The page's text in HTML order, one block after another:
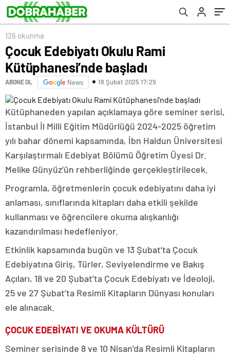
126 okunma
Çocuk Edebiyatı Okulu Rami
Kütüphanesi’nde başladı
ABONE OL News 18 Şubat 2025 17:29
Kütüphaneden yapılan açıklamaya göre seminer serisi,
İstanbul İl Milli Eğitim Müdürlüğü 2024-2025 öğretim
yılı bahar dönemi kapsamında, İbn Haldun Üniversitesi
Karşılaştırmalı Edebiyat Bölümü Öğretim Üyesi Dr.
Melike Günyüz’ün rehberliğinde gerçekleştirilecek.
Programla, öğretmenlerin çocuk edebiyatını daha iyi
anlaması, sınıflarında kitapları daha etkili şekilde
kullanması ve öğrencilere okuma alışkanlığı
kazandırılması hedefleniyor.
Etkinlik kapsamında bugün ve 13 Şubat’ta Çocuk
Edebiyatına Giriş, Türler, Seviyelendirme ve Bakış
Açıları, 18 ve 20 Şubat’ta Çocuk Edebiyatı ve İdeoloji,
25 ve 27 Şubat’ta Resimli Kitapların Dünyası konuları
ele alınacak.
ÇOCUK EDEBİYATI VE OKUMA KÜLTÜRÜ
Seminer serisinde 8 ve 10 Nisan’da Resimli Kitapların